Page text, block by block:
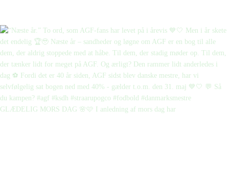
GLÆDELIG MORS DAG 🌸🩷 I anledning af mors dag har